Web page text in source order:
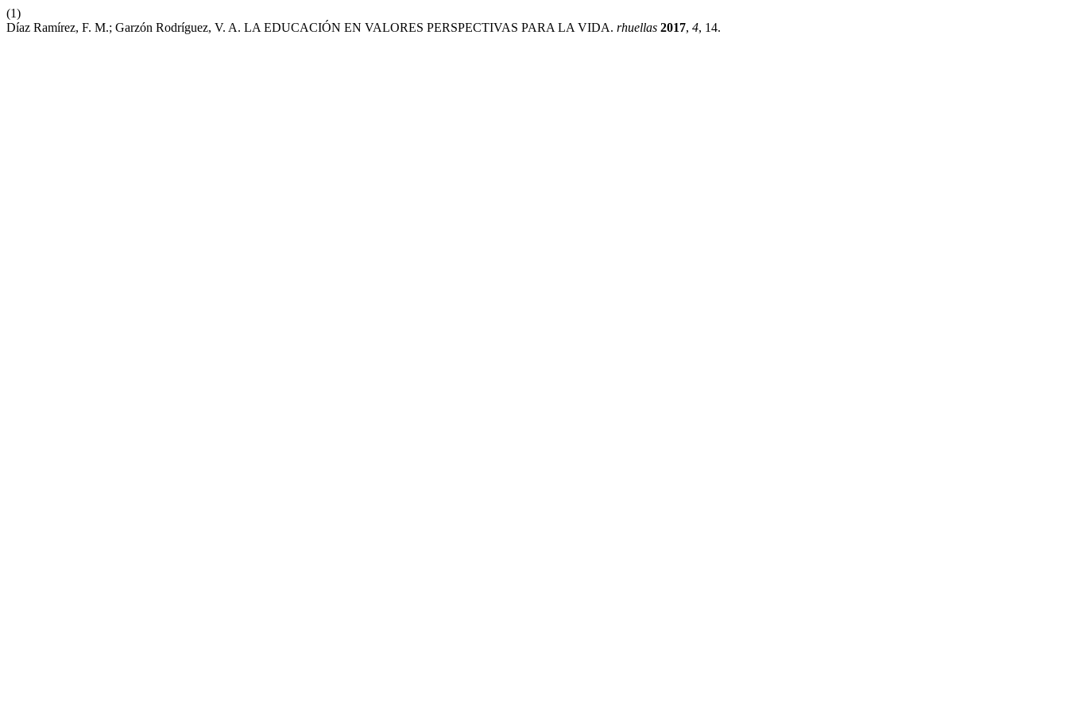
(1)
Díaz Ramírez, F. M.; Garzón Rodríguez, V. A. LA EDUCACIÓN EN VALORES PERSPECTIVAS PARA LA VIDA. rhuellas 2017, 4, 14.